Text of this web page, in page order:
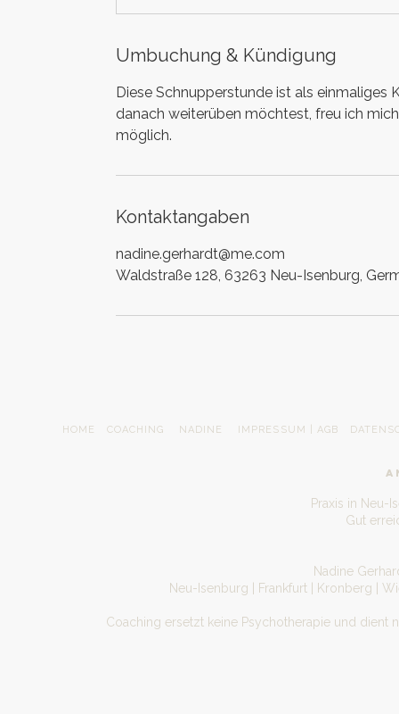
Umbuchung & Kündigung
Diese Schnupperstunde ist als einmaliges
danach weiterüben möchtest, freu ich
möglich.
Kontaktangaben
nadine.gerhardt@me.com
Waldstraße 128, 63263 Neu-Isenburg,
HOME COACHING NADINE IMPRESSUM | AGB
Praxis in Neu-
Gut
Nadine
Neu-Isenburg | Frankfurt | Kronberg |
Coaching ersetzt keine Psychotherapie und dient